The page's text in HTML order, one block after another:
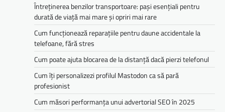
Întreținerea benzilor transportoare: pași esențiali pentru
durată de viață mai mare și opriri mai rare
Cum funcționează reparațiile pentru daune accidentale la
telefoane, fără stres
Cum poate ajuta blocarea de la distanță dacă pierzi telefonul
Cum îți personalizezi profilul Mastodon ca să pară
profesionist
Cum măsori performanța unui advertorial SEO în 2025